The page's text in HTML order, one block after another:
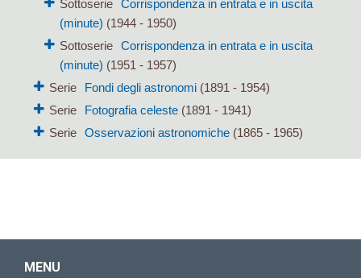
Sottoserie
Corrispondenza in entrata e in uscita
(minute) (1944 - 1950)
Sottoserie
Corrispondenza in entrata e in uscita
(minute) (1951 - 1957)
Serie
Fondi degli astronomi(1891 - 1954)
Serie
Fotografia celeste(1891 - 1941)
Serie Osservazioni astronomiche(1865 - 1965)
MENU